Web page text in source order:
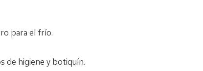
para el frío.
de higiene y botiquín.